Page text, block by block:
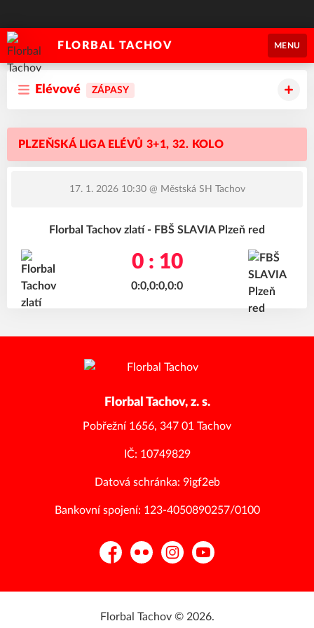
FLORBAL TACHOV MENU
Elévové ZÁPASY
PLZEŇSKÁ LIGA ELÉVŮ 3+1, 32. KOLO
17. 1. 2026 10:30@ Městská SH Tachov
Florbal Tachov zlatí - FBŠ SLAVIA Plzeň red
0 : 10
0:0,0:0,0:0
Florbal Tachov, z. s.
Pobřežní 1656, 347 01 Tachov
IČ: 10749829
Datová schránka: 9igf2eb
Bankovní spojení: 123-4050890257/0100
FacebookFlickr InstagramYouTube
Florbal Tachov © 2026.